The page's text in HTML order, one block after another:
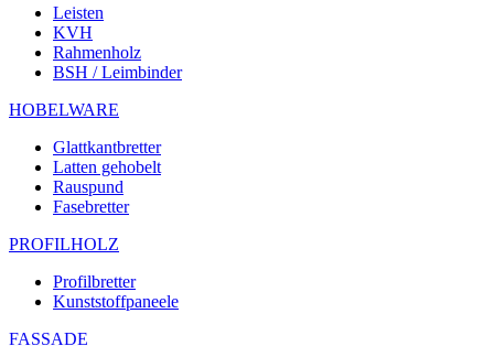
Leisten
KVH
Rahmenholz
BSH / Leimbinder
HOBELWARE
Glattkantbretter
Latten gehobelt
Rauspund
Fasebretter
PROFILHOLZ
Profilbretter
Kunststoffpaneele
FASSADE